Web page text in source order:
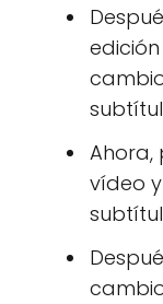
Ahora,
vídeo